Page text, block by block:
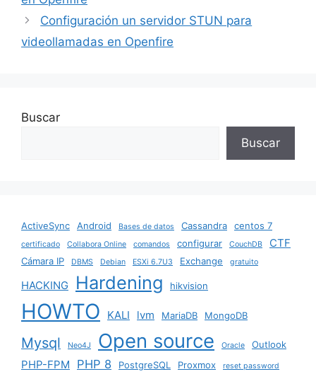
o
k
p
Configuración un servidor STUN para
videollamadas en Openfire
Buscar
Buscar
ActiveSync Android Bases de datos Cassandra centos 7
certificado Collabora Online comandos configurar CouchDB CTF
Cámara IP DBMS Debian ESXi 6.7U3 Exchange gratuito
HACKING Hardening hikvision
HOWTO KALI lvm MariaDB MongoDB
Mysql Neo4J Open source Oracle Outlook
PHP-FPM PHP 8 PostgreSQL Proxmox reset password